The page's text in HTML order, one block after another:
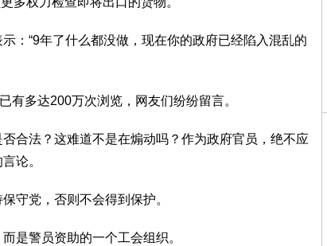
：“9年了什么都没做，现在你的政府已经陷入混乱的
有多达200万次浏览，网友们纷纷留言。
合法？这难道不是在煽动吗？作为政府官员，绝不应
论。
守党，否则不会得到保护。
是警员资助的一个工会组织。